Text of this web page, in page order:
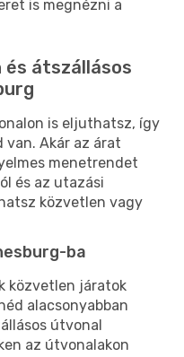
is megnézni a
és átszállásos
is eljuthatsz, így
Akár az árat
menetrendet
és az utazási
közvetlen vagy
ba
közvetlen járatok
alacsonyabban
útvonal
az útvonalakon